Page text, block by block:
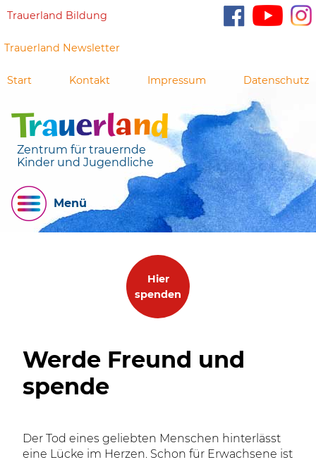
Trauerland Bildung
Trauerland Newsletter
Start Kontakt Impressum Datenschutz
Zentrum für trauernde
Kinder und Jugendliche
Menü
Hier
spenden
Werde Freund und
spende
Der Tod eines geliebten Menschen hinterlässt
eine Lücke im Herzen. Schon für Erwachsene ist